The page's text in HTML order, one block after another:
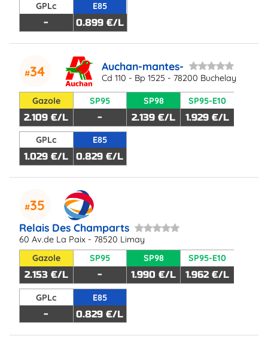
GPLc
-
E85
0.899 €/L
34 Auchan-mantes-
Cd 110 - Bp 1525 - 78200 Buchelay
Gazole
2.109 €/L
SP95
-
SP98
2.139 €/L
SP95-E10
1.929 €/L
GPLc
1.029 €/L
E85
0.829 €/L
35
Relais Des Champarts
60 Av.de La Paix - 78520 Limay
Gazole
2.153 €/L
SP95
-
SP98
1.990 €/L
SP95-E10
1.962 €/L
GPLc
-
E85
0.829 €/L